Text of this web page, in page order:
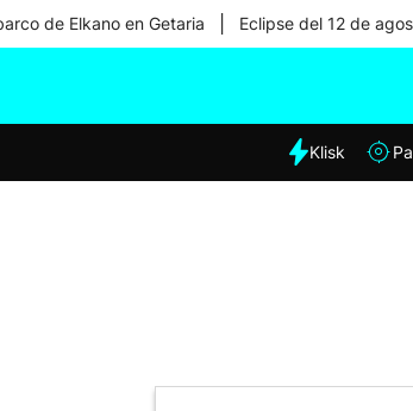
de Elkano en Getaria Eclipse del 12 de
Klisk